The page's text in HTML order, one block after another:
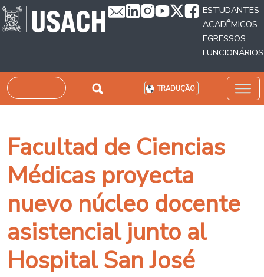
Passar para o conteúdo principal
ESTUDANTES
ACADÊMICOS
EGRESSOS
FUNCIONÁRIOS
Pesquisar TRADUÇÃO
Facultad de Ciencias
Médicas proyecta
nuevo núcleo docente
asistencial junto al
Hospital San José